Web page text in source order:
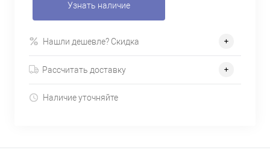
Узнать наличие
Нашли дешевле? Скидка
Рассчитать доставку
Наличие уточняйте